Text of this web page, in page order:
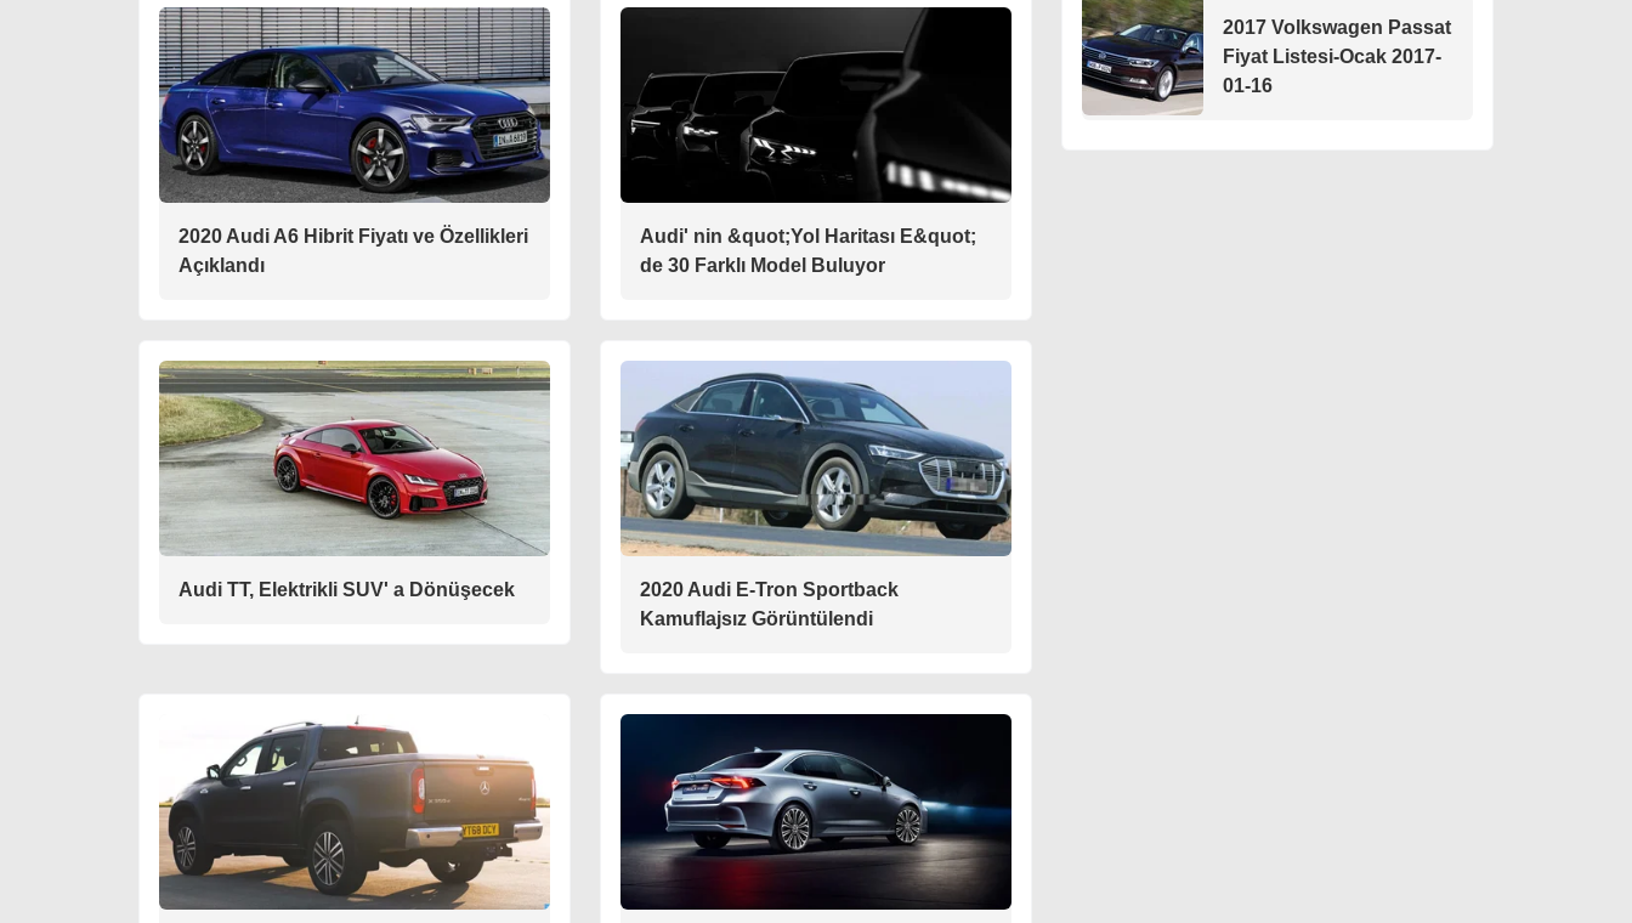
2020 Audi A6 Hibrit Fiyatı ve Özellikleri
Açıklandı
Audi' nin &quot;Yol Haritası E&quot;
de 30 Farklı Model Buluyor
Audi TT, Elektrikli SUV' a Dönüşecek
2020 Audi E-Tron Sportback
Kamuflajsız Görüntülendi
2017 Volkswagen Passat
Fiyat Listesi-Ocak 2017-
01-16